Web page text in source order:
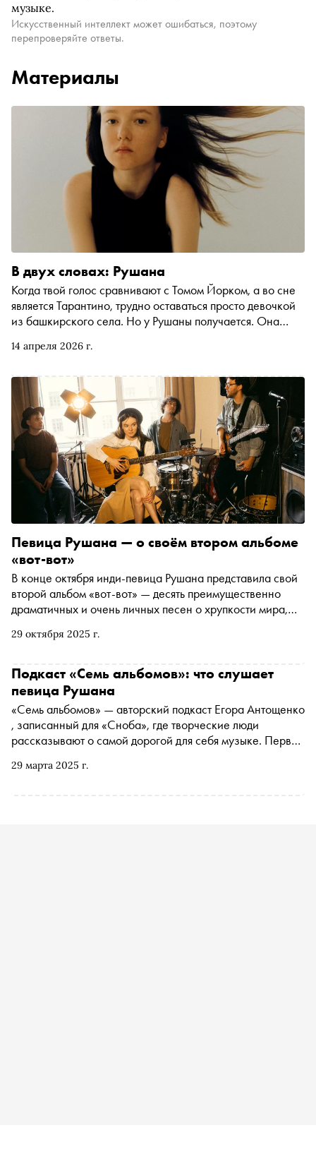
музыке.
Искусственный интеллект может ошибаться, поэтому
перепроверяйте ответы.
Материалы
14 апреля 2026 г.
В двух словах: Рушана
Когда твой голос сравнивают с Томом Йорком, а во сне
является Тарантино, трудно оставаться просто девочкой
из башкирского села. Но у Рушаны получается. Она
больших концертных залов, и в трамвае № 6, идущем по
расспросили Рушану про режиссерские амбиции, про
студию посреди густого леса и про конину — точнее, про
конину она заговорила сама…
29 октября 2025 г.
Певица Рушана — о своём втором альбоме
«вот-вот»
В конце октября инди-певица Рушана представила свой
второй альбом «вот-вот» — десять преимущественно
драматичных и очень личных песен о хрупкости мира,
точек опоры. «Сноб» попросил исполнительницу коротко
29 марта 2025 г.
Подкаст «Семь альбомов»: что слушает
певица Рушана
«Семь альбомов» — авторский подкаст Егора Антощенко
, записанный для «Сноба», где творческие люди
рассказывают о самой дорогой для себя музыке. Первой
«Голос», в прошлом году выпустившая яркий и